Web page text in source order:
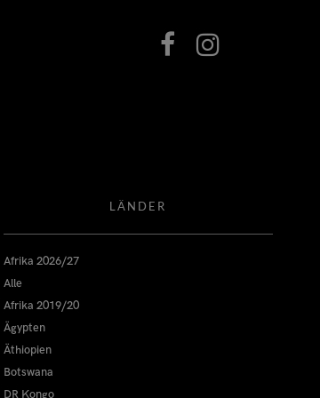
LÄNDER
Afrika 2026/27
Alle
Afrika 2019/20
Ägypten
Äthiopien
Botswana
DR Kongo